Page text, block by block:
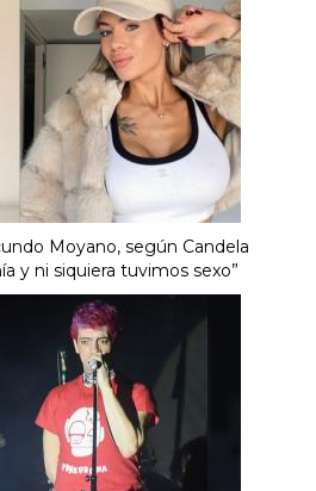
Moyano, según Candela
y ni siquiera tuvimos sexo”